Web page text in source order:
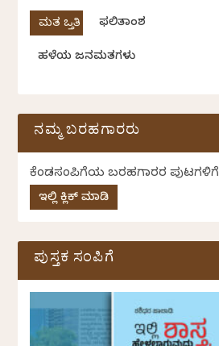
ಫಲಿತಾಂಶ
ಹಳೆಯ ಜನಮತಗಳು
ನಮ್ಮ ಬರಹಗಾರರು
ಕೆಂಡಸಂಪಿಗೆಯ ಬರಹಗಾರರ ಪುಟಗಳಿಗೆ
ಇಲ್ಲಿ ಕ್ಲಿಕ್ ಮಾಡಿ
ಪುಸ್ತಕ ಸಂಪಿಗೆ